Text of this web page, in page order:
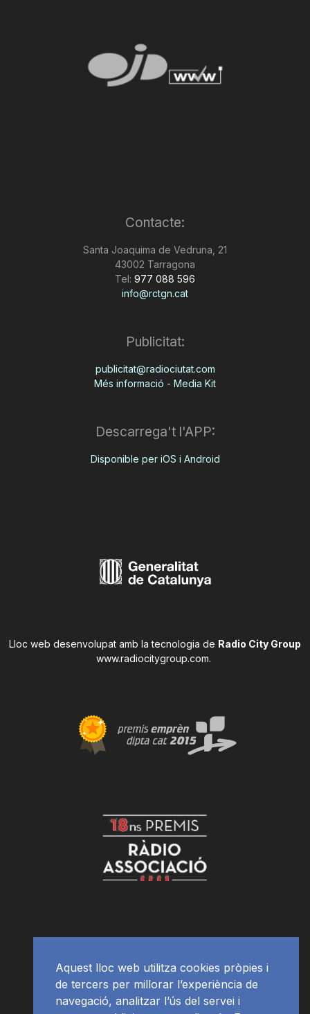
Contacte:
Santa Joaquima de Vedruna, 21
43002 Tarragona
Tel: 977 088 596
info@rctgn.cat
Publicitat:
publicitat@radiociutat.com
Més informació - Media Kit
Descarrega't l'APP:
Disponible per iOS i Android
Lloc web desenvolupat amb la tecnologia de Radio City Group
www.radiocitygroup.com.
Aquest lloc web utilitza cookies pròpies i
de tercers per millorar l’experiència de
navegació, analitzar l’ús del servei i